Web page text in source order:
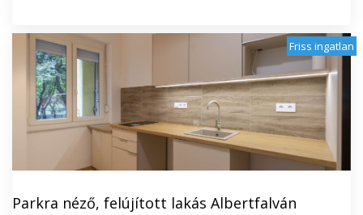
Friss ingatlan
Parkra néző, felújított lakás Albertfalván